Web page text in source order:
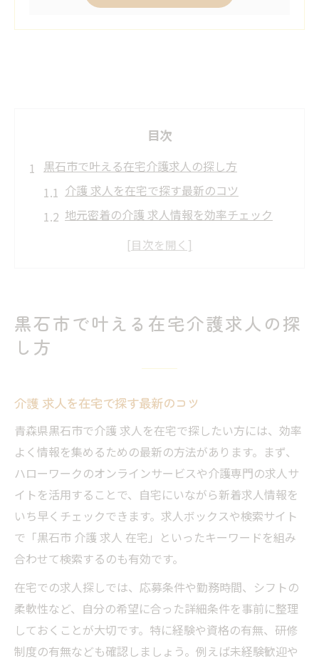
目次
黒石市で叶える在宅介護求人の探し方
介護 求人を在宅で探す最新のコツ
地元密着の介護 求人情報を効率チェック
訪問介護の求人動向と選び方のポイント
未経験でも安心の介護求人を黒石市で探す
未経験歓迎の介護 求人を見極める方法
ブランクありOKな介護 求人選びの秘訣
未経験から始める介護 求人の魅力を紹介
在宅勤務希望なら知っておきたい介護求人情報
在宅勤務対応の介護 求人最新事情
介護 求人で実現する働き方改革のヒント
自宅でできる介護 求人の職種と仕事内容
家庭と両立できる介護 求人の選び方
在宅ワークが可能な介護 求人の探し方
自分らしく働く介護求人を黒石市で見つけるに
は
介護 求人で自分らしい働き方を選ぶ方法
黒石市で叶える在宅介護求人の探
し方
介護 求人を在宅で探す最新のコツ
青森県黒石市で介護 求人を在宅で探したい方には、効率
よく情報を集めるための最新の方法があります。まず、
ハローワークのオンラインサービスや介護専門の求人サ
イトを活用することで、自宅にいながら新着求人情報を
いち早くチェックできます。求人ボックスや検索サイト
で「黒石市 介護 求人 在宅」といったキーワードを組み
合わせて検索するのも有効です。
在宅での求人探しでは、応募条件や勤務時間、シフトの
柔軟性など、自分の希望に合った詳細条件を事前に整理
しておくことが大切です。特に経験や資格の有無、研修
制度の有無なども確認しましょう。例えば未経験歓迎や